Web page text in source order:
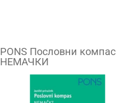
PONS Пословни компас
НЕМАЧКИ